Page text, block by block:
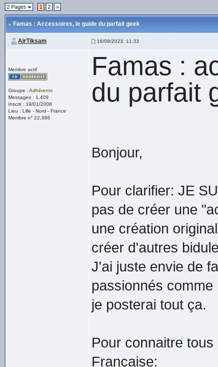
2 Pages 1 2 >
Famas : Accessoires, le guide du parfait geek
AirTiksam 16/09/2023, 11:33
Membre actif
Groupe : Adhérents
Messages : 1,409
Inscrit : 19/01/2008
Lieu : Lille - Nord - France
Membre n° 22,386
Famas :
du parfait
Bonjour,
Pour clarifier: JE
pas de créer une
une création
créer d'autres
J'ai juste envie de
passionnés
je posterai tout ça.
Pour connaitre
Française: